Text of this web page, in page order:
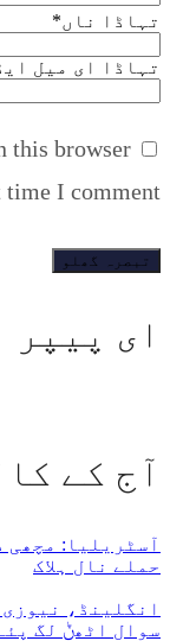
تہاڈا ناں*
تہاڈا ای میل
this browser
I comment.
ای پیپر
آج کے
آسٹریلیا: مچھی
حملے نال ہلاک
انگلینڈ،
سوال اٹھݨ لگ